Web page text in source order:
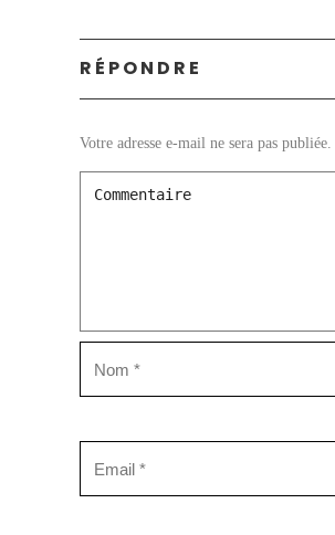
RÉPONDRE
Votre adresse e-mail ne sera pas publiée.